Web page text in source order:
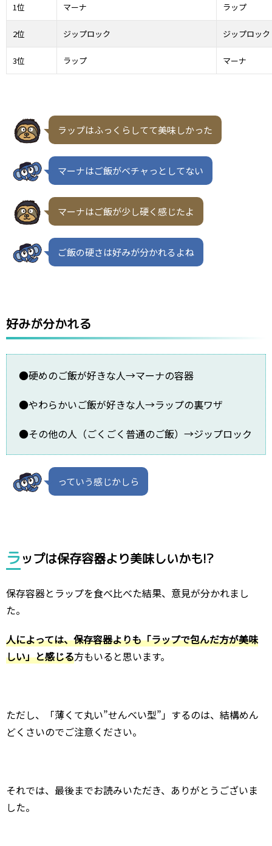
1位 マーナ ラップ
2位 ジップロック ジップロック
3位 ラップ マーナ
ラップはふっくらしてて美味しかった
マーナはご飯がベチャっとしてない
マーナはご飯が少し硬く感じたよ
ご飯の硬さは好みが分かれるよね
好みが分かれる
●硬めのご飯が好きな人→マーナの容器
●やわらかいご飯が好きな人→ラップの裏ワザ
●その他の人（ごくごく普通のご飯）→ジップロック
っていう感じかしら
ラップは保存容器より美味しいかも!?
保存容器とラップを食べ比べた結果、意見が分かれまし
た。
人によっては、保存容器よりも「ラップで包んだ方が美味
しい」と感じる方もいると思います。
ただし、「薄くて丸い”せんべい型”」するのは、結構めん
どくさいのでご注意ください。
それでは、最後までお読みいただき、ありがとうございま
した。